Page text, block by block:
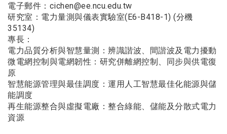
電子郵件： cichen@ee.ncu.edu.tw
研究室：電力量測與儀表實驗室(E6-B418-1) (分機
35134)
專長：
電力品質分析與智慧量測：辨識諧波、間諧波及電力擾動
微電網控制與電網韌性：研究併離網控制、同步與供電復
原
智慧能源管理與最佳調度：運用人工智慧最佳化能源與儲
能調度
再生能源整合與虛擬電廠：整合綠能、儲能及分散式電力
資源